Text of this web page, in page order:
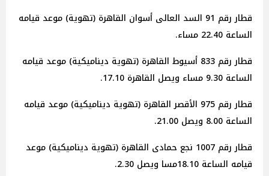
قطار رقم 91 السد العالى أسوان القاهرة (تهوية) موعد قيامه
الساعة 22.40 مساء.
قطار رقم 833 أسيوط القاهرة (تهوية ديناميكية) موعد قيامه
الساعة 9.30 مساء ويصل القاهرة 17.10.
قطار رقم 975 الأقصر القاهرة (تهوية ديناميكية) موعد قيامه
الساعة 8.00 ويصل 21.00.
قطار رقم 1007 نجع حمادى القاهرة (تهوية ديناميكية) موعد
قيامه الساعة 18.10مسا ويصل 2.30.